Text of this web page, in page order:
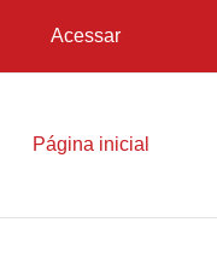
Acessar
Página inicial